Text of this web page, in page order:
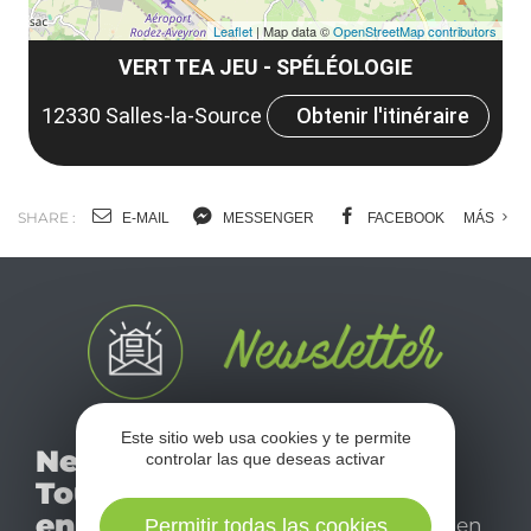
VERT TEA JEU - SPÉLÉOLOGIE
12330 Salles-la-Source
Obtenir l'itinéraire
Leaflet | Map data ©OpenStreetMap contributors
SHARE : E-MAIL MESSENGER FACEBOOK MÁS
Newsletter
Tourismo
No se pierda nuestro
mensual newsletter y
déjese inspirar para
disfrutar de su estancia en
Este sitio web usa cookies y te permite
controlar las que deseas activar
Permitir todas las cookies